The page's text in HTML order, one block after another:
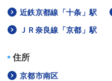
近鉄京都線「十条」駅
ＪＲ奈良線「京都」駅
住所
京都市南区